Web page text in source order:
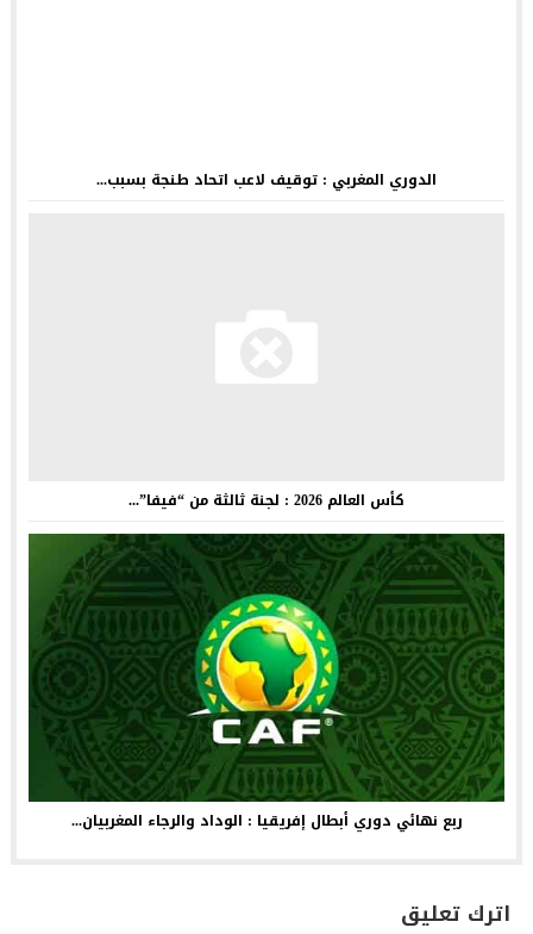
الدوري المغربي : توقيف لاعب اتحاد طنجة بسبب...
كأس العالم 2026 : لجنة ثالثة من “فيفا”...
ربع نهائي دوري أبطال إفريقيا : الوداد والرجاء المغربيان...
اترك تعليق